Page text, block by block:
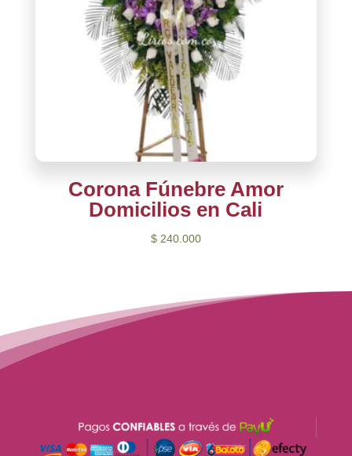
Corona Fúnebre Amor
Domicilios en Cali
$240.000